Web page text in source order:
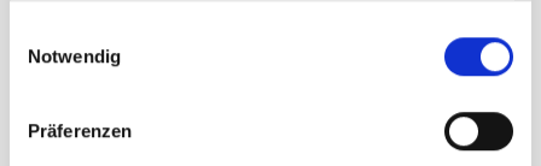
Notwendig
Präferenzen
unser Preis ab:
75,96 €